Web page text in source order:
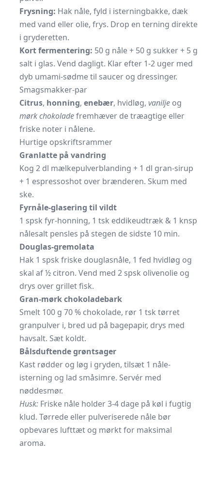
Frysning: Hak nåle, fyld i isterningbakke, dæk
med vand eller olie, frys. Drop en terning direkte
i gryderetten.
Kort fermentering: 50 g nåle + 50 g sukker + 5 g
salt i glas. Vend dagligt. Klar efter 1-2 uger med
dyb umami-sødme til saucer og dressinger.
Smagsmakker-par
Citrus, honning, enebær, hvidløg, vanilje og
mørk chokoladefremhæver de træagtige eller
friske noter i nålene.
Hurtige opskriftsrammer
Granlatte på vandring
Kog 2 dl mælkepulverblanding + 1 dl gran-sirup
+ 1 espressoshot over brænderen. Skum med
ske.
Fyrnåle-glasering til vildt
1 spsk fyr-honning, 1 tsk eddikeudtræk & 1 knsp
nålesalt pensles på stegen de sidste 10 min.
Douglas-gremolata
Hak 1 spsk friske douglasnåle, 1 fed hvidløg og
skal af ½ citron. Vend med 2 spsk olivenolie og
drys over grillet fisk.
Gran-mørk chokoladebark
Smelt 100 g 70 % chokolade, rør 1 tsk tørret
granpulver i, bred ud på bagepapir, drys med
havsalt. Sæt koldt.
Bålsduftende grøntsager
Kast rødder og løg i gryden, tilsæt 1 nåle-
isterning og lad småsimre. Servér med
nøddesmør.
Husk: Friske nåle holder 3-4 dage på køl i fugtig
klud. Tørrede eller pulveriserede nåle bør
opbevares lufttæt og mørkt for maksimal
aroma.